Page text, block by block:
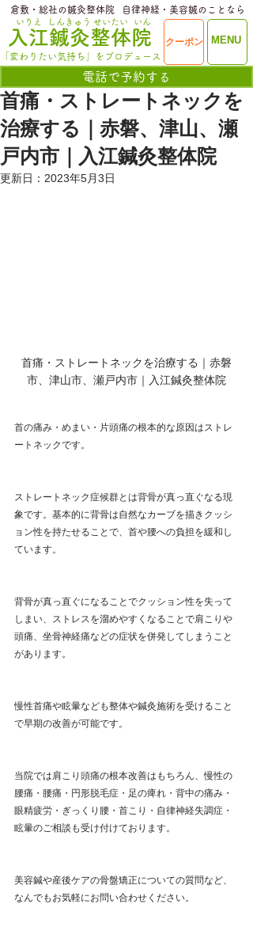
ME
​入江鍼灸整体院
いりえ
MENU
クーポン
電話で予約する
せいたい
しんきゅう いん
「変わりたい気持ち」をプロデュース
​倉敷・総社の鍼灸整体院 ​自律神経・美容鍼のことなら
首痛・ストレートネックを
治療する｜赤磐、津山、瀬
戸内市｜入江鍼灸整体院
更新日： 2023年5月3日
首痛・ストレートネックを治療する｜赤磐
市、津山市、瀬戸内市｜入江鍼灸整体院
首の痛み・めまい・片頭痛の根本的な原因はストレ
ートネックです。
ストレートネック症候群とは背骨が真っ直ぐなる現
象です。基本的に背骨は自然なカーブを描きクッシ
ョン性を持たせることで、首や腰への負担を緩和し
ています。
背骨が真っ直ぐになることでクッション性を失って
しまい、ストレスを溜めやすくなることで肩こりや
頭痛、坐骨神経痛などの症状を併発してしまうこと
があります。
慢性首痛や眩暈なども整体や鍼灸施術を受けること
で早期の改善が可能です。
当院では肩こり頭痛の根本改善はもちろん、慢性の
腰痛・腰痛・円形脱毛症・足の痺れ・背中の痛み・
眼精疲労・ぎっくり腰・首こり・自律神経失調症・
眩暈のご相談も受け付けております。
美容鍼や産後ケアの骨盤矯正についての質問など、
なんでもお気軽にお問い合わせください。